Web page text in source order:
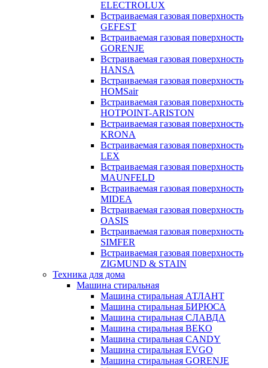
ELECTROLUX
Встраиваемая газовая поверхность
GEFEST
Встраиваемая газовая поверхность
GORENJE
Встраиваемая газовая поверхность
HANSA
Встраиваемая газовая поверхность
HOMSair
Встраиваемая газовая поверхность
HOTPOINT-ARISTON
Встраиваемая газовая поверхность
KRONA
Встраиваемая газовая поверхность
LEX
Встраиваемая газовая поверхность
MAUNFELD
Встраиваемая газовая поверхность
MIDEA
Встраиваемая газовая поверхность
OASIS
Встраиваемая газовая поверхность
SIMFER
Встраиваемая газовая поверхность
ZIGMUND & STAIN
Техника для дома
Машина стиральная
Машина стиральная АТЛАНТ
Машина стиральная БИРЮСА
Машина стиральная СЛАВДА
Машина стиральная BEKO
Машина стиральная CANDY
Машина стиральная EVGO
Машина стиральная GORENJE